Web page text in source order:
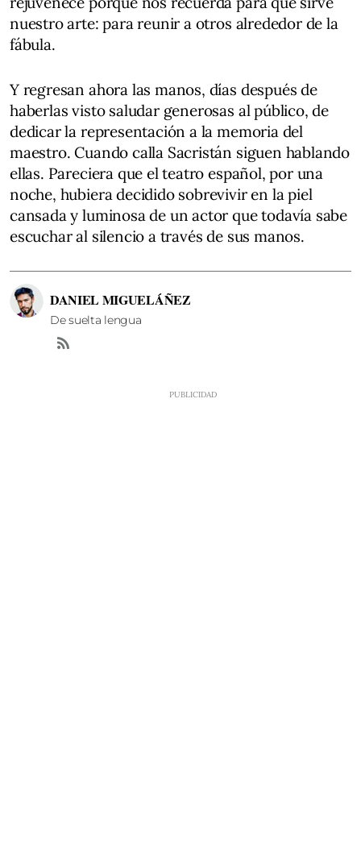
nuestro arte: para reunir a otros alrededor de la
fábula.
Y regresan ahora las manos, días después de
haberlas visto saludar generosas al público, de
dedicar la representación a la memoria del
maestro. Cuando calla Sacristán siguen hablando
ellas. Pareciera que el teatro español, por una
noche, hubiera decidido sobrevivir en la piel
cansada y luminosa de un actor que todavía sabe
escuchar al silencio a través de sus manos.
DANIEL MIGUELÁÑEZ
De suelta lengua